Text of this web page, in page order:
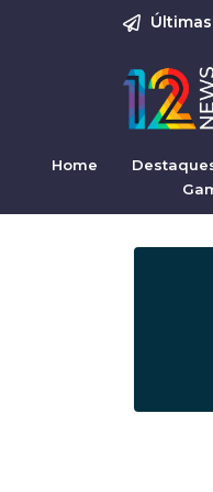
Home